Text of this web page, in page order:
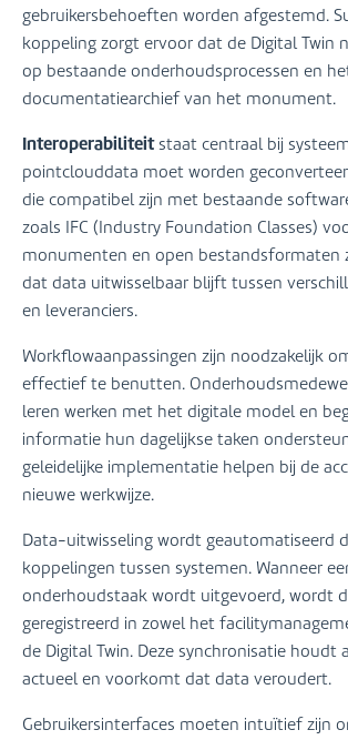
gebruikersbehoeften worden afgestemd.
koppeling zorgt ervoor dat de Digital Twin
op bestaande onderhoudsprocessen en
documentatiearchief van het monument.
Interoperabiliteitstaat centraal bij
pointclouddata moet worden
die compatibel zijn met bestaande
zoals IFC (Industry Foundation Classes)
monumenten en open bestandsformaten
dat data uitwisselbaar blijft tussen
en leveranciers.
Workflowaanpassingen zijn noodzakelijk
effectief te benutten.
leren werken met het digitale model en
informatie hun dagelijkse taken
geleidelijke implementatie helpen bij de
nieuwe werkwijze.
Data-uitwisseling wordt geautomatiseerd
koppelingen tussen systemen. Wanneer
onderhoudstaak wordt uitgevoerd, wordt
geregistreerd in zowel het
de Digital Twin. Deze synchronisatie houdt
actueel en voorkomt dat data veroudert.
Gebruikersinterfaces moeten intuïtief zijn